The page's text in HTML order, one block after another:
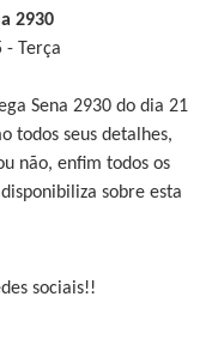
2930
- Terça
Sena 2930 do dia 21
todos seus detalhes,
não, enfim todos os
sobre esta
sociais!!